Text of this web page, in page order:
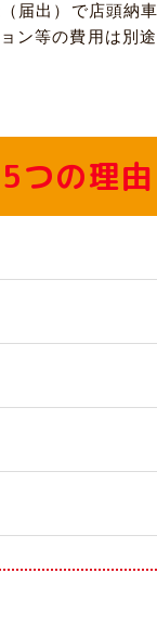
届出）で店頭納
ン等の費用は別途
5つの理